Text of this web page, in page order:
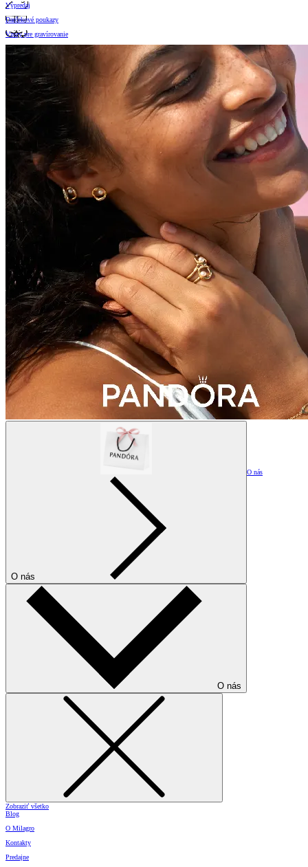
Výpredaj
Darčekové poukazy
Vzory pre gravírovanie
O nás
O nás
O nás
Zobraziť všetko
Blog
O Milagro
Kontakty
Predajne